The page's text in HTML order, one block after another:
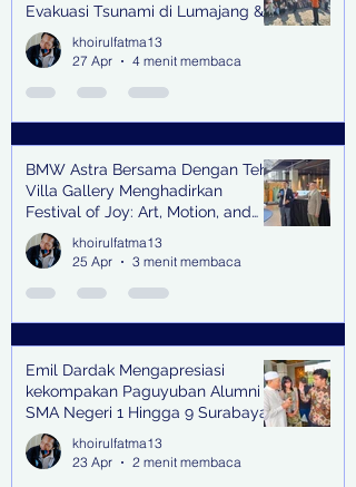
Evakuasi Tsunami di Lumajang &
Trenggalek
khoirulfatma13
27 Apr
4 menit membaca
BMW Astra Bersama Dengan Teh
Villa Gallery Menghadirkan
Festival of Joy: Art, Motion, and
Scent
khoirulfatma13
25 Apr
3 menit membaca
Emil Dardak Mengapresiasi
kekompakan Paguyuban Alumni
SMA Negeri 1 Hingga 9 Surabaya
(Pasmanbaya) dalam Kegiatan
Halal Bihalal
khoirulfatma13
23 Apr
2 menit membaca